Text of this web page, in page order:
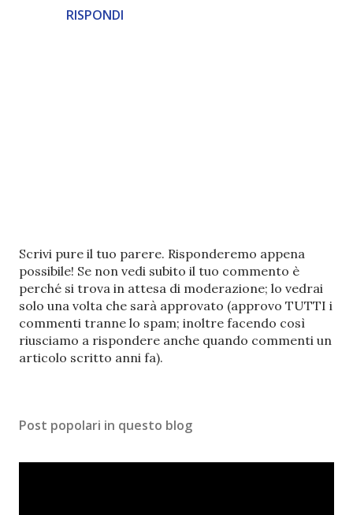
RISPONDI
P
o
s
t
a
u
n
m
n
Scrivi pure il tuo parere. Risponderemo appena
possibile! Se non vedi subito il tuo commento è
perché si trova in attesa di moderazione; lo vedrai
solo una volta che sarà approvato (approvo TUTTI i
commenti tranne lo spam; inoltre facendo così
riusciamo a rispondere anche quando commenti un
articolo scritto anni fa).
Post popolari in questo blog